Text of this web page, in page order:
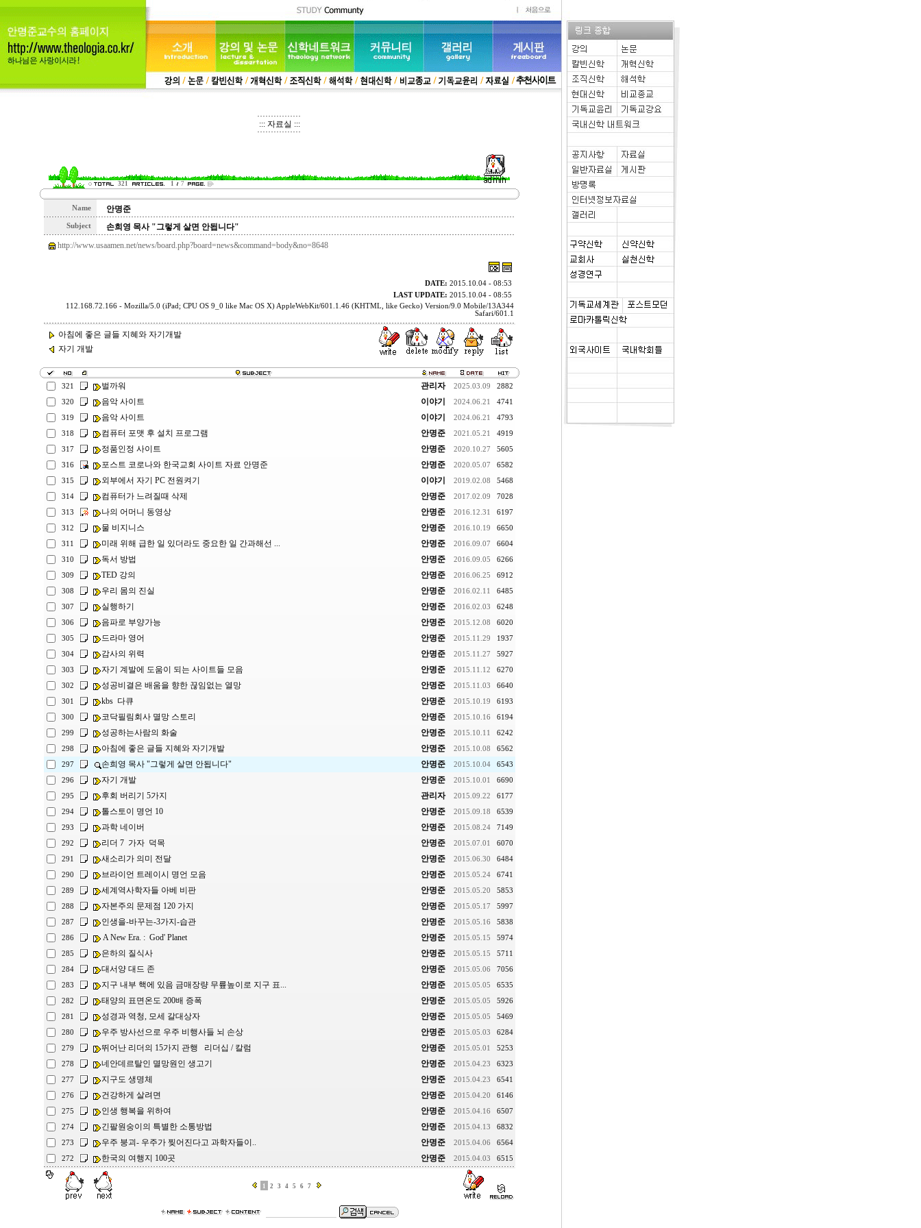
::: 자료실 :::
321 1 7
Name 안명준
Subject
손희영 목사 "그렇게 살면 안됩니다"
http://www.usaamen.net/news/board.php?board=news&command=body&no=8648
DATE: 2015.10.04 - 08:53
LAST UPDATE: 2015.10.04 - 08:55
112.168.72.166 - Mozilla/5.0 (iPad; CPU OS 9_0 like Mac OS X) AppleWebKit/601.1.46 (KHTML, like Gecko) Version/9.0 Mobile/13A344
Safari/601.1
아침에 좋은 글들 지혜와 자기개발
자기 개발
321 벌까워 관리자 2025.03.09 2882
320 음악 사이트 이야기 2024.06.21 4741
319 음악 사이트 이야기 2024.06.21 4793
318 컴퓨터 포맷 후 설치 프로그램 안명준 2021.05.21 4919
317 정품인정 사이트 안명준 2020.10.27 5605
316 포스트 코로나와 한국교회 사이트 자료 안명준 안명준 2020.05.07 6582
315 외부에서 자기 PC 전원켜기 이야기 2019.02.08 5468
314 컴퓨터가 느려질때 삭제 안명준 2017.02.09 7028
313 나의 어머니 동영상 안명준 2016.12.31 6197
312 물 비지니스 안명준 2016.10.19 6650
311 미래 위해 급한 일 있더라도 중요한 일 간과해선 ... 안명준 2016.09.07 6604
310 독서 방법 안명준 2016.09.05 6266
309 TED 강의 안명준 2016.06.25 6912
308 우리 몸의 진실 안명준 2016.02.11 6485
307 실행하기 안명준 2016.02.03 6248
306 음파로 부양가능 안명준 2015.12.08 6020
305 드라마 영어 안명준 2015.11.29 1937
304 감사의 위력 안명준 2015.11.27 5927
303 자기 계발에 도움이 되는 사이트들 모음 안명준 2015.11.12 6270
302 성공비결은 배움을 향한 끊임없는 열망 안명준 2015.11.03 6640
301 kbs 다큐 안명준 2015.10.19 6193
300 코닥필림회사 멸망 스토리 안명준 2015.10.16 6194
299 성공하는사람의 화술 안명준 2015.10.11 6242
298 아침에 좋은 글들 지혜와 자기개발 안명준 2015.10.08 6562
297 손희영 목사 "그렇게 살면 안됩니다" 안명준 2015.10.04 6543
296 자기 개발 안명준 2015.10.01 6690
295 후회 버리기 5가지 관리자 2015.09.22 6177
294 톨스토이 명언 10 안명준 2015.09.18 6539
293 과학 네이버 안명준 2015.08.24 7149
292 리더 7 가자 덕목 안명준 2015.07.01 6070
291 새소리가 의미 전달 안명준 2015.06.30 6484
290 브라이언 트레이시 명언 모음 안명준 2015.05.24 6741
289 세계역사학자들 아베 비판 안명준 2015.05.20 5853
288 자본주의 문제점 120 가지 안명준 2015.05.17 5997
287 인생을-바꾸는-3가지-습관 안명준 2015.05.16 5838
286 A New Era. : God' Planet 안명준 2015.05.15 5974
285 은하의 질식사 안명준 2015.05.15 5711
284 대서양 대드 존 안명준 2015.05.06 7056
283 지구 내부 핵에 있음 금매장량 무륲높이로 지구 표... 안명준 2015.05.05 6535
282 태양의 표면온도 200배 증폭 안명준 2015.05.05 5926
281 성경과 역청, 모세 갈대상자 안명준 2015.05.05 5469
280 우주 방사선으로 우주 비행사들 뇌 손상 안명준 2015.05.03 6284
279 뛰어난 리더의 15가지 관행 리더십 / 칼럼 안명준 2015.05.01 5253
278 네안데르탈인 멸망원인 생고기 안명준 2015.04.23 6323
277 지구도 생명체 안명준 2015.04.23 6541
276 건강하게 살려면 안명준 2015.04.20 6146
275 인생 행복을 위하여 안명준 2015.04.16 6507
274 긴팔원숭이의 특별한 소통방법 안명준 2015.04.13 6832
273 우주 붕괴- 우주가 찢어진다고 과학자들이.. 안명준 2015.04.06 6564
272 한국의 여행지 100곳 안명준 2015.04.03 6515
1 2 3 4 5 6 7